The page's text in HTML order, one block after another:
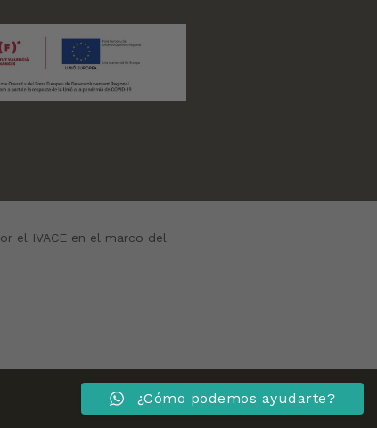
el IVACE en el marco del
¿Cómo podemos ayudarte?